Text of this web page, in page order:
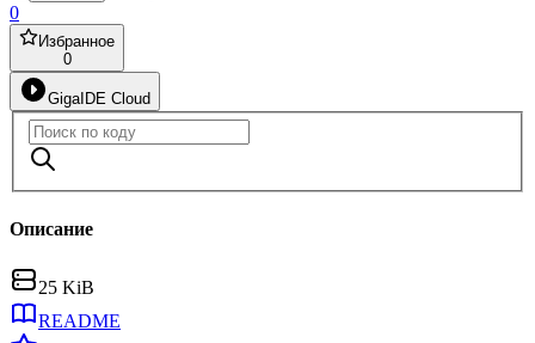
0
Избранное
0
GigaIDE Cloud
Описание
25 KiB
README